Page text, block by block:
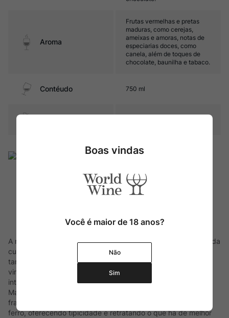
Aroma
Frutas vermelhas e pretas
maduras, como cerejas,
ameixas e amoras, notas de
especiarias doces, como
canela, além de toques de
chocolate, baunilha e tabaco.
Contéudo 750 ml
A região da Puglia é uma das responsáveis na disseminação da
cultura do vinho em toda a Europa, sendo a porta de entrada
também para o restante da Itália. Historicamente produz
vinhos a mais de 2 mil anos, mas só ganhou notoriedade
internacional em 1974 com a criação da DOC Primitivo di
Manduria. Após milhares de anos, seu solo ainda apresenta
fragmentos da erosão vulcânica e é riquíssimo em óxido de
ferro, oferecendo tipicidade e retratando o que há de melhor
Boas vindas
Você é maior de 18 anos?
Não
Sim